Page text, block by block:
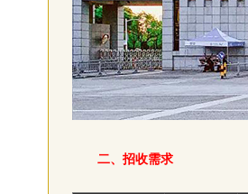
二、招收需求